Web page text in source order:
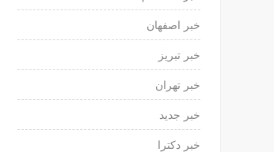
خبر اصفهان
خبر تبریز
خبر تهران
خبر جدید
خبر دکترا